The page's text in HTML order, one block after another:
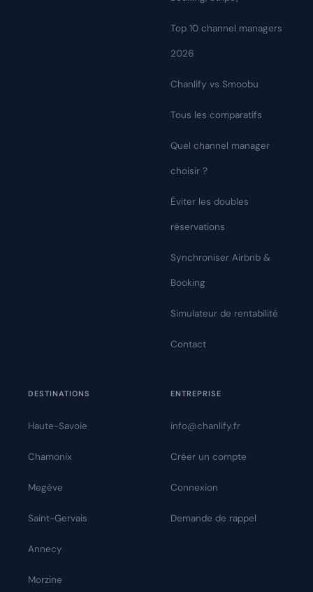
Top 10 channel managers
2026
Chanlify vs Smoobu
Tous les comparatifs
Quel channel manager
choisir ?
Éviter les doubles
réservations
Synchroniser Airbnb &
Booking
Simulateur de rentabilité
Contact
DESTINATIONS
Haute-Savoie
Chamonix
Megève
Saint-Gervais
Annecy
Morzine
ENTREPRISE
info@chanlify.fr
Créer un compte
Connexion
Demande de rappel